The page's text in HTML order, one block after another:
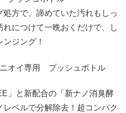
方で、諦めていた汚れもしっ
につけて一晩おくだけで、し
ジング！
オイ専用 プッシュボトル
」と新配合の「新ナノ消臭酵
ベルで分解除去！超コンパク